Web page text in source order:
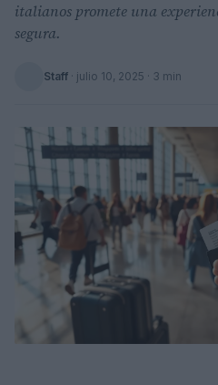
italianos promete una
segura.
Staff · julio 10, 2025 · 3 min